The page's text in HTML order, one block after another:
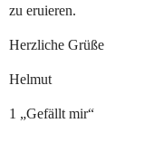
zu eruieren.
Herzliche Grüße
Helmut
1 „Gefällt mir“